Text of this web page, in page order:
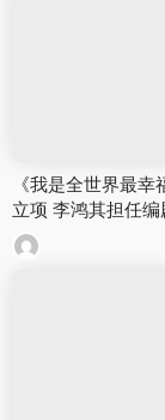
《我是全世界最幸
立项 李鸿其担任编